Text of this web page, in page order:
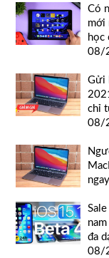
Có
mới
học
08/
Gửi
chỉ
08/
đa
08/